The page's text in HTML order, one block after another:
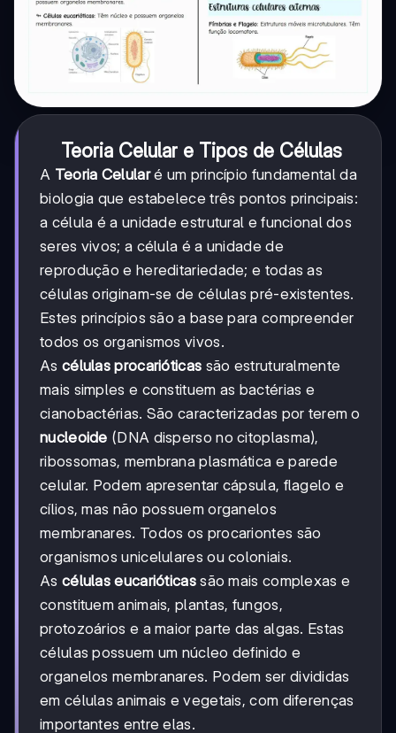
Teoria Celular e Tipos de Células
A Teoria Celularé um princípio fundamental da
biologia que estabelece três pontos principais:
a célula é a unidade estrutural e funcional dos
seres vivos; a célula é a unidade de
reprodução e hereditariedade; e todas as
células originam-se de células pré-existentes.
Estes princípios são a base para compreender
todos os organismos vivos.
As células procarióticas são estruturalmente
mais simples e constituem as bactérias e
cianobactérias. São caracterizadas por terem o
nucleoide (DNA disperso no citoplasma),
ribossomas, membrana plasmática e parede
celular. Podem apresentar cápsula, flagelo e
cílios, mas não possuem organelos
membranares. Todos os procariontes são
organismos unicelulares ou coloniais.
As células eucarióticassão mais complexas e
constituem animais, plantas, fungos,
protozoários e a maior parte das algas. Estas
células possuem um núcleo definido e
organelos membranares. Podem ser divididas
em células animais e vegetais, com diferenças
importantes entre elas.